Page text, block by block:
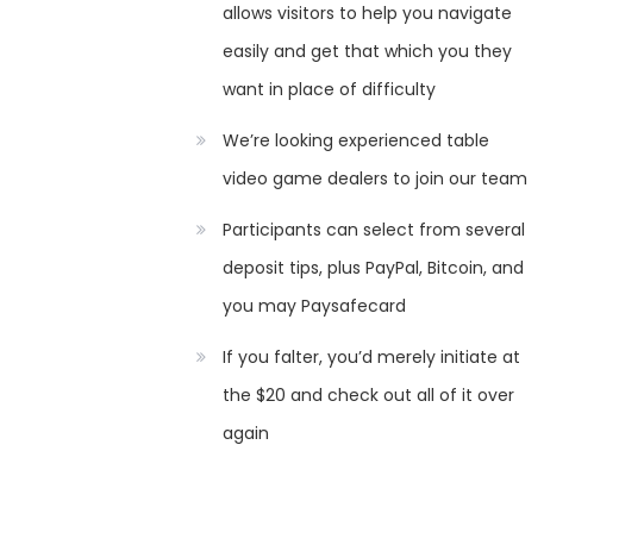
allows visitors to help you navigate
easily and get that which you they
want in place of difficulty
We’re looking experienced table
video game dealers to join our team
Participants can select from several
deposit tips, plus PayPal, Bitcoin, and
you may Paysafecard
If you falter, you’d merely initiate at
the $20 and check out all of it over
again